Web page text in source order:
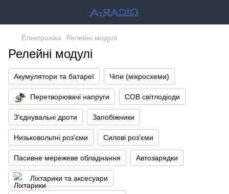
Електроніка Релейні модулі
Релейні модулі
Акумулятори та батареї Чіпи (мікросхеми)
Перетворювачі напруги COB світлодіоди
З'єднувальні дроти Запобіжники
Низьковольтні роз'єми Силові роз'єми
Пасивне мережеве обладнання Автозарядки
Ліхтарики та аксесуари